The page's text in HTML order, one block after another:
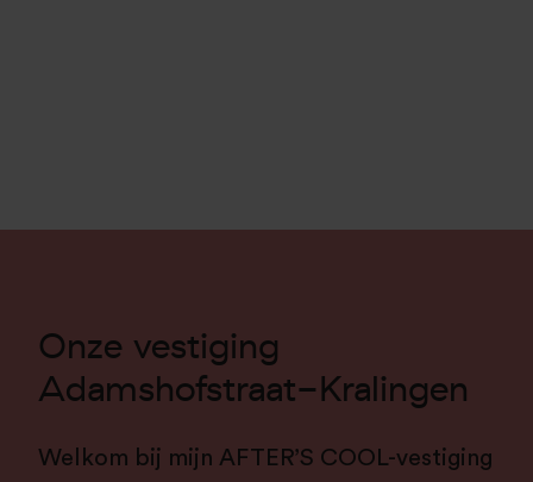
Onze vestiging
Adamshofstraat-Kralingen
Welkom bij mijn AFTER’S COOL-vestiging